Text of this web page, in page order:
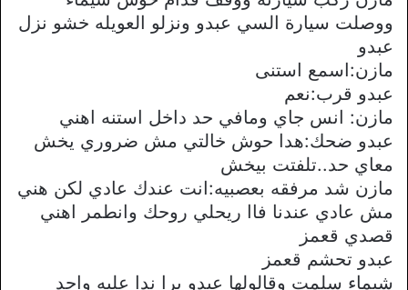
ووصلت سيارة السي عبدو ونزلو العويله خشو نزل
عبدو
مازن:اسمع استنى
عبدو قرب:نعم
مازن: انس جاي ومافي حد داخل استنه اهني
عبدو ضحك:هدا حوش خالتي مش ضروري يخش
معاي حد..تلفتت بيخش
مازن شد مرفقه بعصبيه:انت عندك عادي لكن هني
مش عادي عندنا فاا ريحلي روحك وانطمر اهني
قصدي قعمز
عبدو تحشم قعمز
شيماء سلمت وقالولها عبدو برا ندا عليه واحد